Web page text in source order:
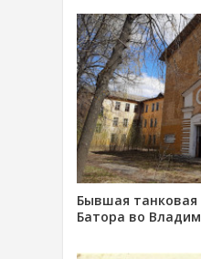
Бывшая танковая
Батора во